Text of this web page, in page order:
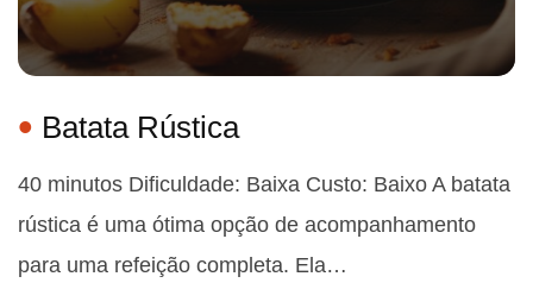
Batata Rústica
40 minutos Dificuldade: Baixa Custo: Baixo A batata
rústica é uma ótima opção de acompanhamento
para uma refeição completa. Ela…